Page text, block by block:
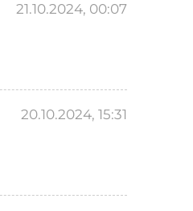
21.10.2024, 00:07
20.10.2024, 15:31